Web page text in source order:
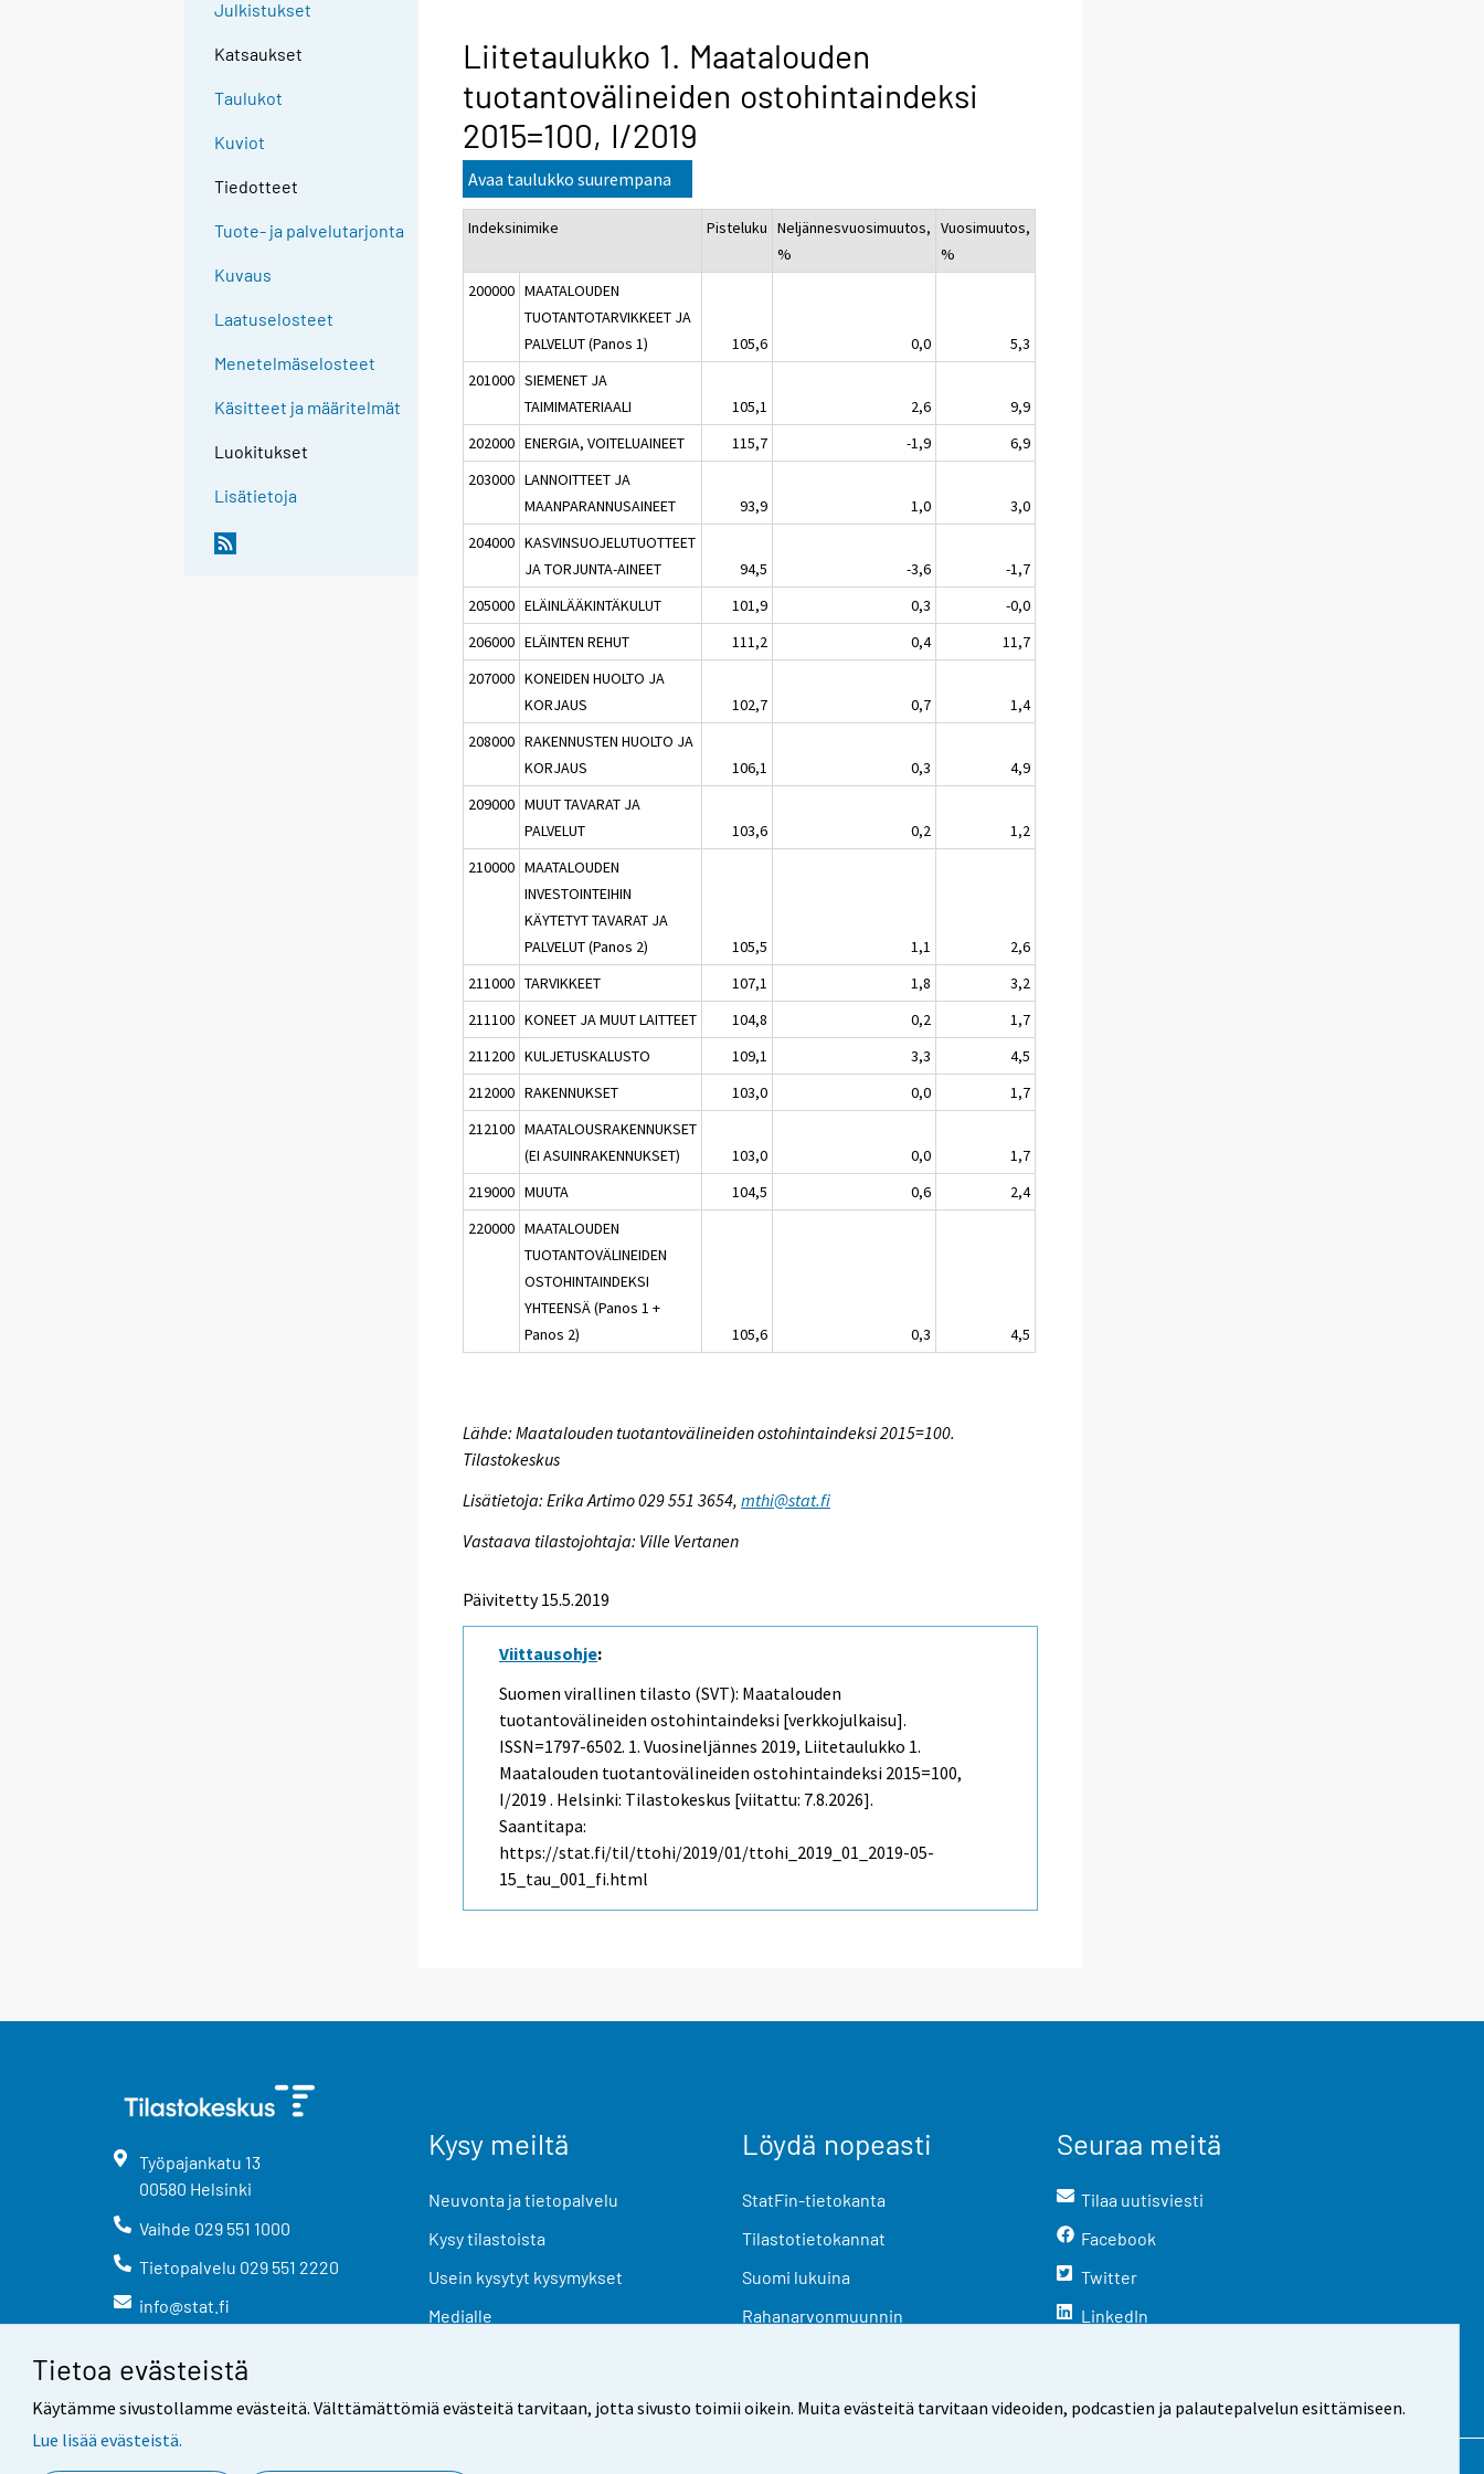
Tietoa evästeistä
Käytämme sivustollamme evästeitä. Välttämättömiä evästeitä tarvitaan, jotta sivusto toimii oikein. Muita evästeitä tarvitaan videoiden, podcastien ja palautepalvelun esittämiseen.
Lue lisää evästeistä.
Julkistukset
Katsaukset
Taulukot
Kuviot
Tiedotteet
Tuote- ja palvelutarjonta
Kuvaus
Laatuselosteet
Menetelmäselosteet
Käsitteet ja määritelmät
Luokitukset
Lisätietoja
Liitetaulukko 1. Maatalouden
tuotantovälineiden ostohintaindeksi
2015=100, I/2019
Avaa taulukko suurempana
Indeksinimike Pisteluku Neljännesvuosimuutos,
%
Vuosimuutos,
%
200000 MAATALOUDEN
TUOTANTOTARVIKKEET JA
PALVELUT (Panos 1)
105,6 0,0
5,3
201000 SIEMENET JA
TAIMIMATERIAALI
105,1 2,6
9,9
202000 ENERGIA, VOITELUAINEET 115,7 -1,9
6,9
203000 LANNOITTEET JA
MAANPARANNUSAINEET
93,9 1,0
3,0
204000 KASVINSUOJELUTUOTTEET
JA TORJUNTA-AINEET
94,5 -3,6
-1,7
205000 ELÄINLÄÄKINTÄKULUT 101,9 0,3
-0,0
206000 ELÄINTEN REHUT 111,2 0,4
11,7
207000 KONEIDEN HUOLTO JA
KORJAUS
102,7 0,7
1,4
208000 RAKENNUSTEN HUOLTO JA
KORJAUS
106,1 0,3
4,9
209000 MUUT TAVARAT JA
PALVELUT
103,6 0,2
1,2
210000 MAATALOUDEN
INVESTOINTEIHIN
KÄYTETYT TAVARAT JA
PALVELUT (Panos 2)
105,5 1,1
2,6
211000 TARVIKKEET 107,1 1,8
3,2
211100 KONEET JA MUUT LAITTEET 104,8 0,2
1,7
211200 KULJETUSKALUSTO 109,1 3,3
4,5
212000 RAKENNUKSET 103,0 0,0
1,7
212100 MAATALOUSRAKENNUKSET
(EI ASUINRAKENNUKSET)
103,0 0,0
1,7
219000 MUUTA 104,5 0,6
2,4
220000 MAATALOUDEN
TUOTANTOVÄLINEIDEN
OSTOHINTAINDEKSI
YHTEENSÄ (Panos 1 +
Panos 2)
105,6 0,3 4,5
Lähde: Maatalouden tuotantovälineiden ostohintaindeksi 2015=100.
Tilastokeskus
Lisätietoja: Erika Artimo 029 551 3654,mthi@stat.fi
Vastaava tilastojohtaja: Ville Vertanen
Päivitetty 15.5.2019
Viittausohje:
Suomen virallinen tilasto (SVT): Maatalouden
tuotantovälineiden ostohintaindeksi [verkkojulkaisu].
ISSN=1797-6502. 1. Vuosineljännes 2019, Liitetaulukko 1.
Maatalouden tuotantovälineiden ostohintaindeksi 2015=100,
I/2019 . Helsinki: Tilastokeskus [viitattu: 7.8.2026].
Saantitapa:
https://stat.fi/til/ttohi/2019/01/ttohi_2019_01_2019-05-
15_tau_001_fi.html
Työpajankatu 13
00580 Helsinki
Vaihde 029 551 1000
Tietopalvelu 029 551 2220
info@stat.fi
Kysy meiltä
Neuvonta ja tietopalvelu
Kysy tilastoista
Usein kysytyt kysymykset
Medialle
Löydä nopeasti
StatFin-tietokanta
Tilastotietokannat
Suomi lukuina
Rahanarvonmuunnin
Seuraa meitä
Tilaa uutisviesti
Facebook
Twitter
LinkedIn